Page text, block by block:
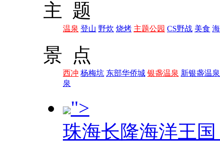
主 题
温泉 登山 野炊 烧烤 主题公园 CS野战 美食
景 点
西冲 杨梅坑 东部华侨城 银盏温泉 新银盏温泉
泉
">
珠海长隆海洋王